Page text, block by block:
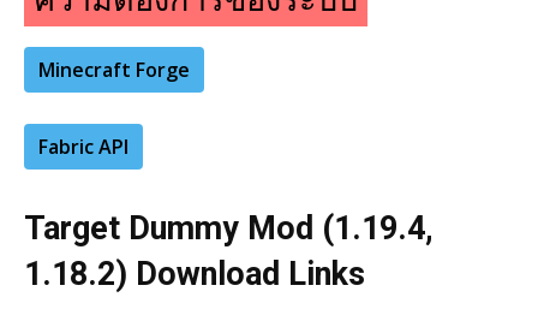
Minecraft Forge
Fabric API
Target Dummy Mod (1.19.4,
1.18.2) Download Links